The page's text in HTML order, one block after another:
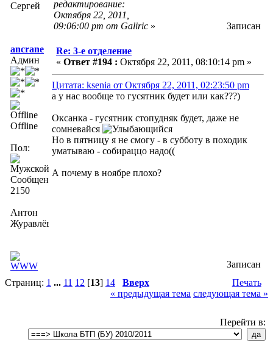
Сергей
редактирование:
Октября 22, 2011,
09:06:00 pm от Galiric » Записан
ancrane
Админ
Offline
Пол:
Сообщений:
2150
Антон
Журавлёв
Re: 3-е отделение
« Ответ #194 : Октября 22, 2011, 08:10:14 pm »
Цитата: ksenia от Октября 22, 2011, 02:23:50 pm
а у нас вообще то гусятник будет или как???)
Оксанка - гусятник стопудняк будет, даже не
сомневайся
Но в пятницу я не смогу - в субботу в походик
уматываю - собираццо надо((
А почему в ноябре плохо?
Записан
Страниц: 1 ... 11 12 [13] 14 Вверх
Печать
« предыдущая тема следующая тема »
Перейти в: